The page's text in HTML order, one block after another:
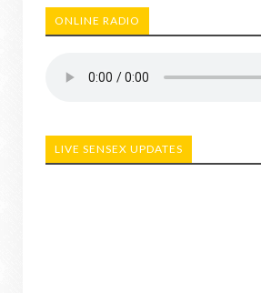
ONLINE RADIO
LIVE SENSEX UPDATES